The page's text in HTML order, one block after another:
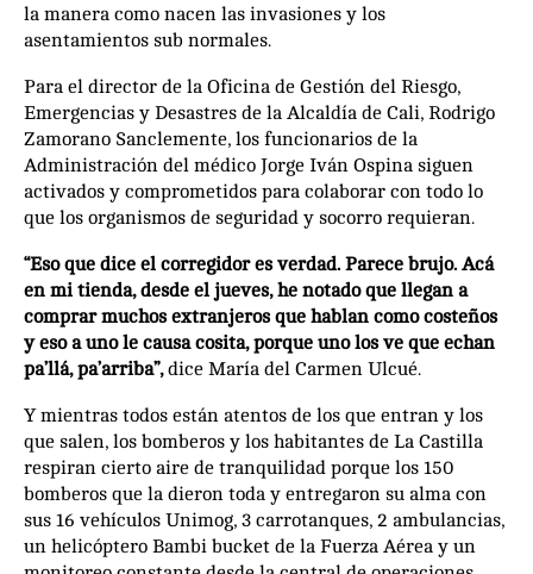
la manera como nacen las invasiones y los
asentamientos sub normales.
Para el director de la Oficina de Gestión del Riesgo,
Emergencias y Desastres de la Alcaldía de Cali, Rodrigo
Zamorano Sanclemente, los funcionarios de la
Administración del médico Jorge Iván Ospina siguen
activados y comprometidos para colaborar con todo lo
que los organismos de seguridad y socorro requieran.
“Eso que dice el corregidor es verdad. Parece brujo. Acá
en mi tienda, desde el jueves, he notado que llegan a
comprar muchos extranjeros que hablan como costeños
y eso a uno le causa cosita, porque uno los ve que echan
pa’llá, pa’arriba”,dice María del Carmen Ulcué.
Y mientras todos están atentos de los que entran y los
que salen, los bomberos y los habitantes de La Castilla
respiran cierto aire de tranquilidad porque los 150
bomberos que la dieron toda y entregaron su alma con
sus 16 vehículos Unimog, 3 carrotanques, 2 ambulancias,
un helicóptero Bambi bucket de la Fuerza Aérea y un